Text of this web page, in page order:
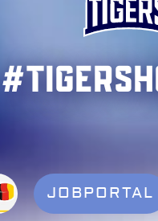
JOBPORTAL